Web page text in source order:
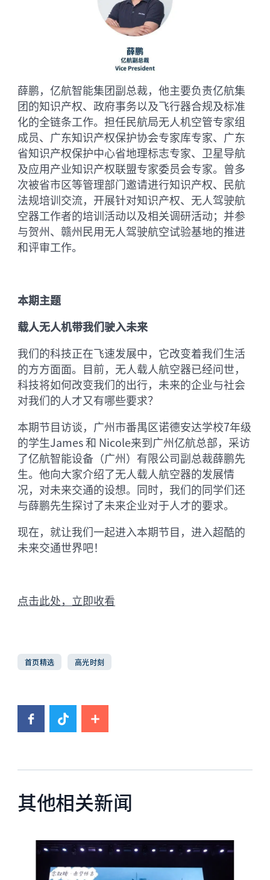
薛鹏，亿航智能集团副总裁，他主要负责亿航集
团的知识产权、政府事务以及飞行器合规及标准
化的全链条工作。担任民航局无人机空管专家组
成员、广东知识产权保护协会专家库专家、广东
省知识产权保护中心省地理标志专家、卫星导航
及应用产业知识产权联盟专家委员会专家。曾多
次被省市区等管理部门邀请进行知识产权、民航
法规培训交流，开展针对知识产权、无人驾驶航
空器工作者的培训活动以及相关调研活动；并参
与贺州、赣州民用无人驾驶航空试验基地的推进
和评审工作。
本期主题
载人无人机带我们驶入未来
我们的科技正在飞速发展中，它改变着我们生活
的方方面面。目前，无人载人航空器已经问世，
科技将如何改变我们的出行，未来的企业与社会
对我们的人才又有哪些要求？
本期节目访谈，广州市番禺区诺德安达学校7年级
的学生James 和 Nicole来到广州亿航总部，采访
了亿航智能设备（广州）有限公司副总裁薛鹏先
生。他向大家介绍了无人载人航空器的发展情
况，对未来交通的设想。同时，我们的同学们还
与薛鹏先生探讨了未来企业对于人才的要求。
现在，就让我们一起进入本期节目，进入超酷的
未来交通世界吧！
点击此处，立即收看
首页精选 高光时刻
其他相关新闻
News image